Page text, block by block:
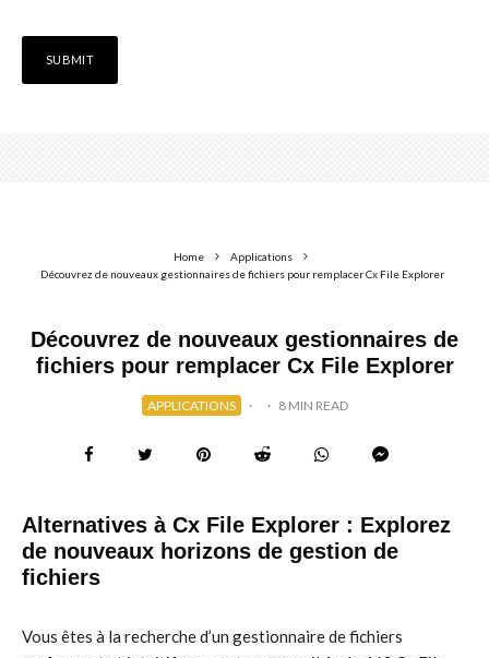
Home
Applications
Découvrez de nouveaux gestionnaires de fichiers pour remplacer Cx File Explorer
Découvrez de nouveaux gestionnaires de
fichiers pour remplacer Cx File Explorer
APPLICATIONS · · 8 MIN READ
Alternatives à Cx File Explorer : Explorez
de nouveaux horizons de gestion de
fichiers
Vous êtes à la recherche d’un gestionnaire de fichiers